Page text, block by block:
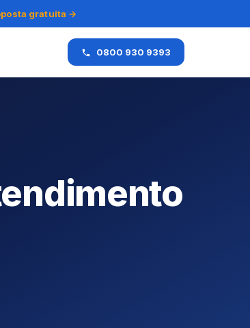
gratuita →
0800 930 9393